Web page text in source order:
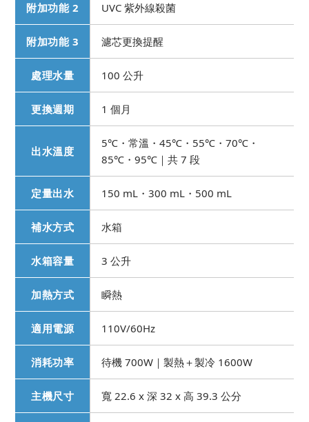
附加功能 2 UVC 紫外線殺菌
附加功能 3 濾芯更換提醒
處理水量 100 公升
更換週期 1 個月
出水溫度
5℃・常溫・45℃・55℃・70℃・
85℃・95℃｜共 7 段
定量出水 150 mL・300 mL・500 mL
補水方式 水箱
水箱容量 3 公升
加熱方式 瞬熱
適用電源 110V/60Hz
消耗功率 待機 700W｜製熱＋製冷 1600W
主機尺寸 寬 22.6 x 深 32 x 高 39.3 公分